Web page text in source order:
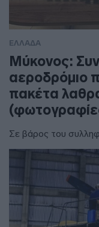
ΕΛΛΑΔΑ
Μύκονος:
αεροδρόμιο
πακέτα
Σε βάρος του